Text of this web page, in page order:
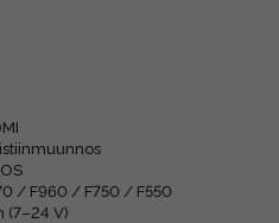
/ F960 / F750 / F550
V)